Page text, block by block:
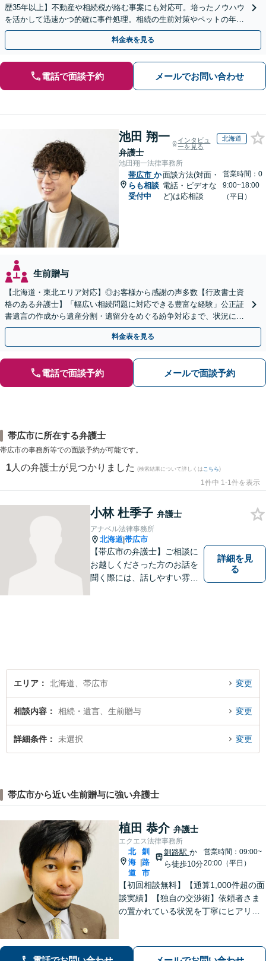
歴35年以上】不動産や相続税が絡む事案にも対応可。培ったノウハウ
を活かして迅速かつ的確に事件処理。相続の生前対策やペットの年金
システムもお任せ【完全個室】【自衛隊前駅8分】
料金表を見る
電話で面談予約 メールでお問い合わせ
池田 翔一
弁護士
インタビュ
ーを見る
北海道
池田翔一法律事務所
帯広市 か
らも相談
受付中
面談方法(対面・
電話・ビデオな
ど)は応相談
営業時間：0
9:00~18:00
（平日）
生前贈与
【北海道・東北エリア対応】◎お客様から感謝の声多数【行政書士資
格のある弁護士】「幅広い相続問題に対応できる豊富な経験」公正証
書遺言の作成から遺産分割・遺留分をめぐる紛争対応まで、状況に応
じた最適な方法をご提案します【夜間相談可】
料金表を見る
電話で面談予約 メールで面談予約
帯広市に所在する弁護士
帯広市の事務所等での面談予約が可能です。
1 人の弁護士が見つかりました (検索結果について詳しくは こちら)
1件中 1-1件を表示
小林 杜季子 弁護士
アナベル法律事務所
北海道|帯広市
【帯広市の弁護士】ご相談に
お越しくださった方のお話を
聞く際には、話しやすい雰囲
詳細を見
る
エリア 北海道、帯広市 変更
相談内容 相続・遺言、生前贈与 変更
詳細条件 未選択 変更
帯広市から近い生前贈与に強い弁護士
植田 恭介 弁護士
エクエス法律事務所
北
海
道
釧
路
市
釧路駅 か
ら徒歩10分
営業時間：09:00~
20:00（平日）
【初回相談無料】【通算1,000件超の面
談実績】【独自の交渉術】依頼者さま
の置かれている状況を丁寧にヒアリン
ら、難解な専門用語も噛み砕いて分か